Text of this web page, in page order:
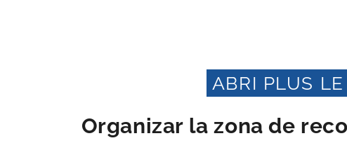
ABRI PLUS
Organizar la zona de